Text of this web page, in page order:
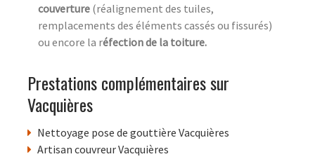
couverture (réalignement des tuiles,
remplacements des éléments cassés ou fissurés)
ou encore la réfection de la toiture.
Prestations complémentaires sur
Vacquières
Nettoyage pose de gouttière Vacquières
Artisan couvreur Vacquières